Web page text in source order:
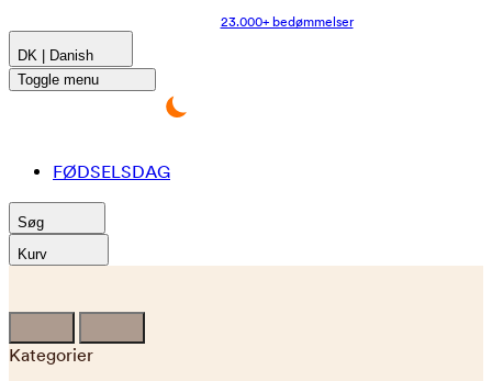
23.000+ bedømmelser
DK | Danish
Toggle menu
FØDSELSDAG
Søg
Kurv
Kategorier